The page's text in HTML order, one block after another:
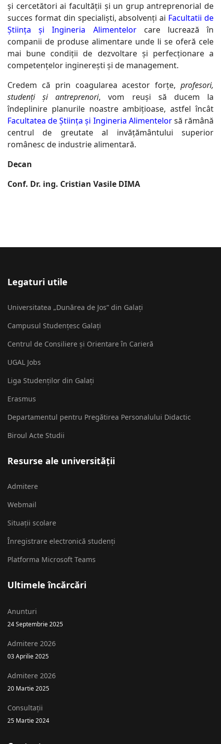
și cercetători ai facultății și un grup antreprenorial de
succes format din specialiști, absolvenți ai Facultatii de
Știința și Ingineria Alimentelorcare lucrează în
companii de produse alimentare unde li se oferă cele
mai bune condiții de dezvoltare și perfecționare a
competențelor inginerești și de management.
Credem că prin coagularea acestor forțe, profesori,
studenți și antreprenori, vom reuși să ducem la
îndeplinire planurile noastre ambițioase, astfel încât
Facultatea de Știința și Ingineria Alimentelorsă rămână
centrul de greutate al invățământului superior
românesc de industrie alimentară.
Decan
Conf. Dr. ing. Cristian Vasile DIMA
Legaturi utile
Universitatea „Dunărea de Jos” din Galați
Campusul Studențesc Galați
Centrul de Consiliere și Orientare în Carieră
UGAL Jobs
Liga Studenților din Galați
Erasmus
Departamentul pentru Pregătirea Personalului Didactic
Biroul Acte Studii
Resurse ale universității
Admitere
Webmail
Situații scolare
Înregistrare electronică studenți
Platforma Microsoft Teams
Ultimele încărcări
Anunturi
24 Septembrie 2025
Admitere 2026
03 Aprilie 2025
Admitere 2026
20 Martie 2025
Consultații
25 Martie 2024